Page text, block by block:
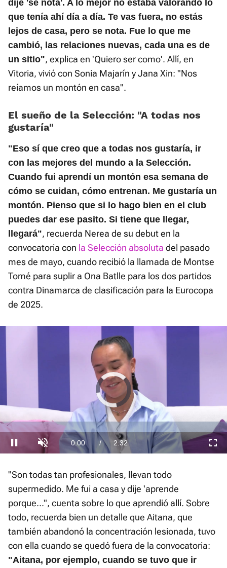
dije 'se nota'. A lo mejor no estaba valorando lo
que tenía ahí día a día. Te vas fuera, no estás
lejos de casa, pero se nota. Fue lo que me
cambió, las relaciones nuevas, cada una es de
un sitio", explica en 'Quiero ser como'. Allí, en
Vitoria, vivió con Sonia Majarín y Jana Xin: "Nos
reíamos un montón en casa".
El sueño de la Selección: “A todas nos
gustaría”
"Eso sí que creo que a todas nos gustaría, ir
con las mejores del mundo a la Selección.
Cuando fui aprendí un montón esa semana de
cómo se cuidan, cómo entrenan. Me gustaría un
montón. Pienso que si lo hago bien en el club
puedes dar ese pasito. Si tiene que llegar,
llegará", recuerda Nerea de su debut en la
convocatoria con la Selección absoluta del pasado
mes de mayo, cuando recibió la llamada de Montse
Tomé para suplir a Ona Batlle para los dos partidos
contra Dinamarca de clasificación para la Eurocopa
de 2025.
Video
Player
is
loading.
Pausa Unmute Current
0:00 / Duration
2:32
Loaded
:
0.00%
"Son todas tan profesionales, llevan todo
supermedido. Me fui a casa y dije 'aprende
porque...", cuenta sobre lo que aprendió allí. Sobre
todo, recuerda bien un detalle que Aitana, que
también abandonó la concentración lesionada, tuvo
con ella cuando se quedó fuera de la convocatoria:
"Aitana, por ejemplo, cuando se tuvo que ir